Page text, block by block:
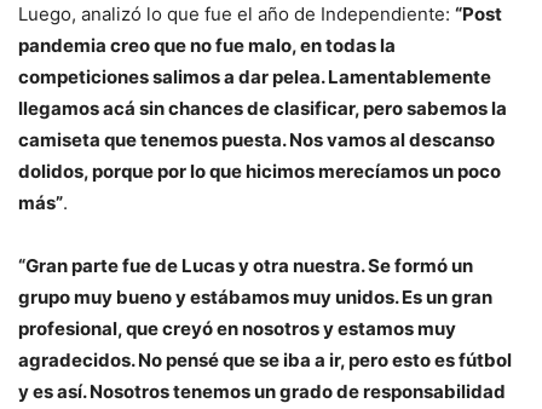
Luego, analizó lo que fue el año de Independiente: “Post
pandemia creo que no fue malo, en todas la
competiciones salimos a dar pelea. Lamentablemente
llegamos acá sin chances de clasificar, pero sabemos la
camiseta que tenemos puesta. Nos vamos al descanso
dolidos, porque por lo que hicimos merecíamos un poco
más”.
“Gran parte fue de Lucas y otra nuestra. Se formó un
grupo muy bueno y estábamos muy unidos. Es un gran
profesional, que creyó en nosotros y estamos muy
agradecidos. No pensé que se iba a ir, pero esto es fútbol
y es así. Nosotros tenemos un grado de responsabilidad